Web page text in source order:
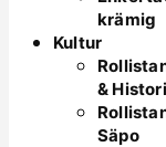
krämig
Kultur
&
Säpo